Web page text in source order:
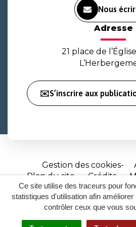
Ce site utilise des traceurs pour
statistiques d'utilisation afin
contrôler ceux que vous
Nous
Adresse
21 place de
✉️S’inscrire aux
Gestion des cookies
Plan du site
Crédits
Site
réalisé
par